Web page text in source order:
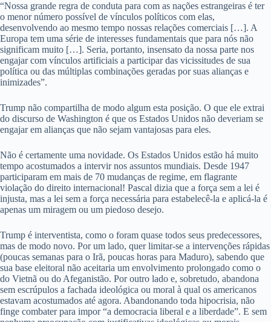
“Nossa grande regra de conduta para com as nações estrangeiras é ter
o menor número possível de vínculos políticos com elas,
desenvolvendo ao mesmo tempo nossas relações comerciais […]. A
Europa tem uma série de interesses fundamentais que para nós não
significam muito […]. Seria, portanto, insensato da nossa parte nos
engajar com vínculos artificiais a participar das vicissitudes de sua
política ou das múltiplas combinações geradas por suas alianças e
inimizades”.
Trump não compartilha de modo algum esta posição. O que ele extrai
do discurso de Washington é que os Estados Unidos não deveriam se
engajar em alianças que não sejam vantajosas para eles.
Não é certamente uma novidade. Os Estados Unidos estão há muito
tempo acostumados a intervir nos assuntos mundiais. Desde 1947
participaram em mais de 70 mudanças de regime, em flagrante
violação do direito internacional! Pascal dizia que a força sem a lei é
injusta, mas a lei sem a força necessária para estabelecê-la e aplicá-la é
apenas um miragem ou um piedoso desejo.
Trump é interventista, como o foram quase todos seus predecessores,
mas de modo novo. Por um lado, quer limitar-se a intervenções rápidas
(poucas semanas para o Irã, poucas horas para Maduro), sabendo que
sua base eleitoral não aceitaria um envolvimento prolongado como o
do Vietnã ou do Afeganistão. Por outro lado e, sobretudo, abandona
sem escrúpulos a fachada ideológica ou moral à qual os americanos
estavam acostumados até agora. Abandonando toda hipocrisia, não
finge combater para impor “a democracia liberal e a liberdade”. E sem